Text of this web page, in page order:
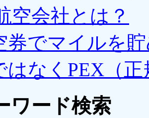
空会社とは？
券でマイルを
はなくPEX（
ワード検索